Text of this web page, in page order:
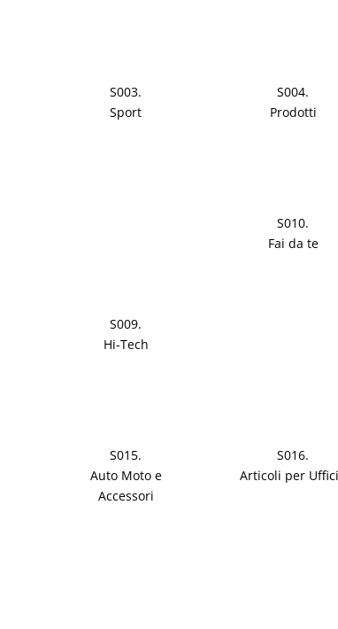
S003.
Sport
S004.
Prodotti
S009.
Hi-Tech
S010.
Fai da te
S015.
Auto Moto e
Accessori
S016.
Articoli per